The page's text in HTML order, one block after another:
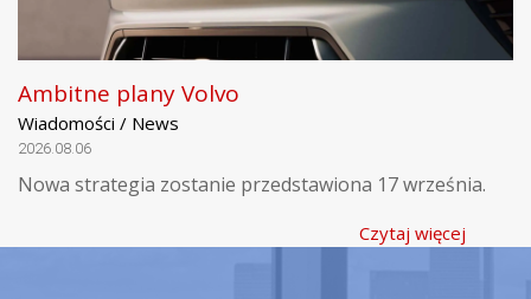
Ambitne plany Volvo
Wiadomości / News
2026.08.06
Nowa strategia zostanie przedstawiona 17 września.
Czytaj więcej